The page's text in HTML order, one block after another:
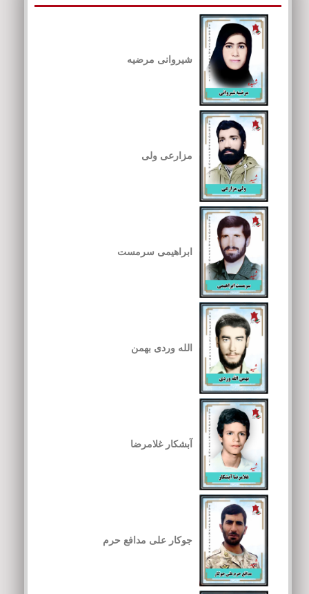
شیروانی مرضیه
مزارعی ولی
ابراهیمی سرمست
الله وردی بهمن
آبشکار غلامرضا
جوکار علی مدافع حرم